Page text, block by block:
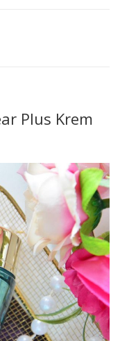
Plus Krem